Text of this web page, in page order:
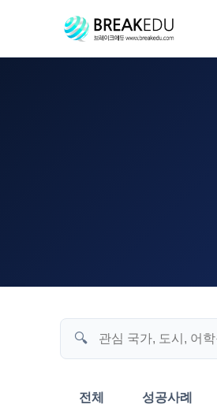
🔍
전체 성공사례